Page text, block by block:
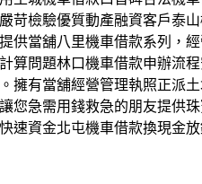
檢驗優質動產融資客戶泰
當舖八里機車借款系列，
問題林口機車借款申辦流
有當舖經營管理執照正派
急需用錢救急的朋友提供
資金北屯機車借款換現金放